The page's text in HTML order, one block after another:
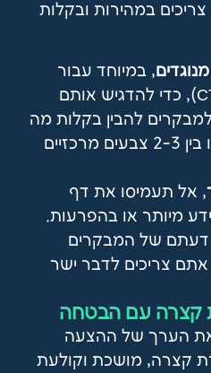
במהירות ובקלות
, במיוחד עבור
כפתורי פעולה (CTA), כדי להדגיש אותם
להבין בקלות מה
אתם מציעים. בחרו בין 2-3 צבעים מרכזיים
, אל תעמיסו את דף
מיותר או בהפרעות.
דעתם של המבקרים
צריכים לדבר ישר
את הערך של ההצעה
קצרה, מושכת וקולעת